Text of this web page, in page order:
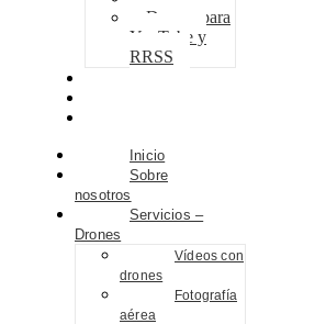
Drones para
YouTube y
RRSS
Inicio
Sobre
nosotros
Servicios –
Drones
Vídeos con
drones
Fotografía
aérea